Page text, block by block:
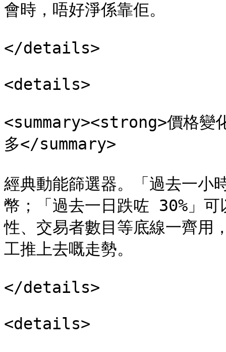
會時，唔好淨係靠佢。
</details>
<details>
<summary><strong>價格
多</summary>
經典動能篩選器。「過去一小
幣；「過去一日跌咗 30%」
性、交易者數目等底線一齊用
工推上去嘅走勢。
</details>
<details>